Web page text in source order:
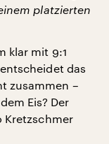
platzierten
klar mit 9:1
das
zusammen –
Eis? Der
Kretzschmer